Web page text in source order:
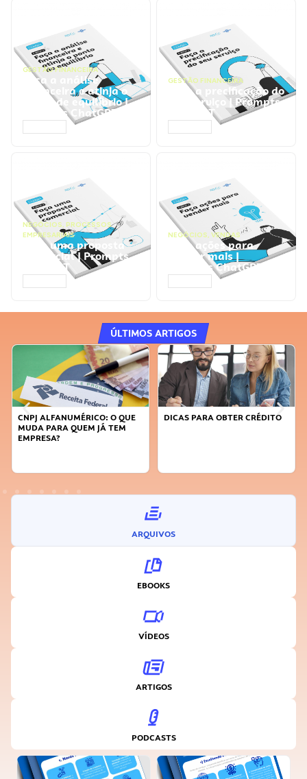
GESTÃO FINANCEIRA
Faça a análise
financeira e atinja o
ponto de equilíbrio |
Prompts ChatGPT
GESTÃO FINANCEIRA
Faça a precificação do
seu serviço | Prompts
ChatGPT
NEGÓCIOS, PROCESSOS
EMPRESARIAIS
Faça uma proposta
comercial | Prompts
ChatGPT
NEGÓCIOS, VENDAS
Faça ações para
vender mais |
Prompts ChatGPT
ÚLTIMOS ARTIGOS
ALFANUMÉRICO: O QUE
PARA QUEM JÁ TEM
DICAS PARA OBTER CRÉDITO
FAÇA
ARQUIVOS
EBOOKS
VÍDEOS
ARTIGOS
PODCASTS